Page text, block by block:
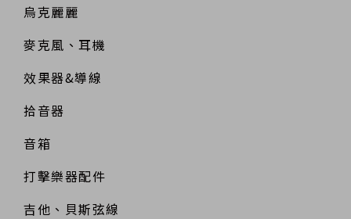
烏克麗麗
麥克風、耳機
效果器&導線
拾音器
音箱
打擊樂器配件
吉他、貝斯弦線